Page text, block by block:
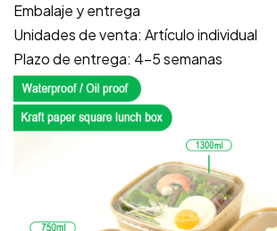
Embalaje y entrega
Unidades de venta: Artículo individual
Plazo de entrega: 4-5 semanas